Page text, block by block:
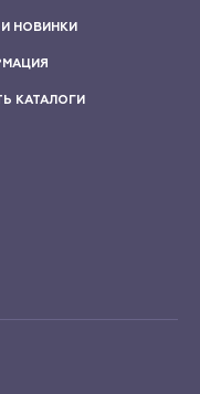
НОВИНКИ
КАТАЛОГИ